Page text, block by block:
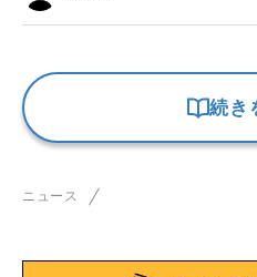
続き
ニュース